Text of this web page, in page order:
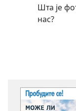
Шта је
нас?